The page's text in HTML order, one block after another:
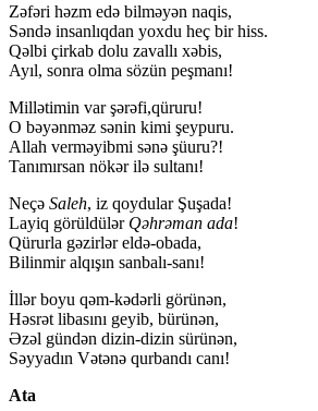
Zəfəri həzm edə bilməyən naqis,
Səndə insanlıqdan yoxdu heç bir hiss.
Qəlbi çirkab dolu zavallı xəbis,
Ayıl, sonra olma sözün peşmanı!
Millətimin var şərəfi,qüruru!
O bəyənməz sənin kimi şeypuru.
Allah verməyibmi sənə şüuru?!
Tanımırsan nökər ilə sultanı!
Neçə Saleh, iz qoydular Şuşada!
Layiq görüldülər Qəhrəman ada!
Qürurla gəzirlər eldə-obada,
Bilinmir alqışın sanbalı-sanı!
İllər boyu qəm-kədərli görünən,
Həsrət libasını geyib, bürünən,
Əzəl gündən dizin-dizin sürünən,
Səyyadın Vətənə qurbandı canı!
Ata